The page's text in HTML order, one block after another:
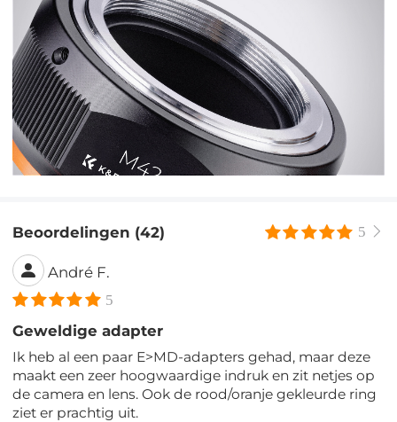
Beoordelingen (42) 5
André F.
5
Geweldige adapter
Ik heb al een paar E>MD-adapters gehad, maar deze
maakt een zeer hoogwaardige indruk en zit netjes op
de camera en lens. Ook de rood/oranje gekleurde ring
ziet er prachtig uit.